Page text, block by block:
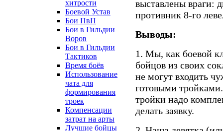
хитрости
Боевой Устав
Бои ПвП
Бои в Гильдии
Воров
Бои в Гильдии
Тактиков
Время боёв
Использование
чата для
формирования
троек
Компенсации
затрат на арты
Лучшие бойцы
выставлены враги:
противник 8-го
Выводы:
1. Мы, как боевой
бойцов из своих
не могут входить
готовыми
тройки надо
делать заявку.